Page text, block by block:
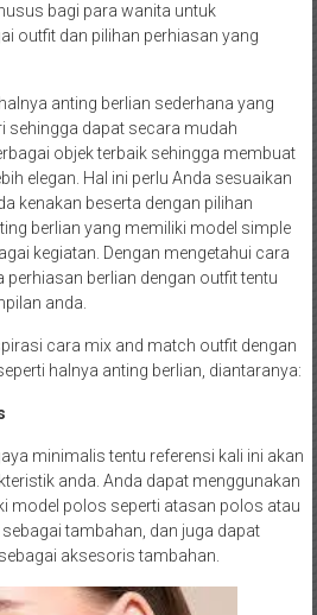
bagi para wanita untuk
outfit dan pilihan perhiasan yang
anting berlian sederhana yang
sehingga dapat secara mudah
objek terbaik sehingga membuat
elegan. Hal ini perlu Anda sesuaikan
kenakan beserta dengan pilihan
berlian yang memiliki model simple
kegiatan. Dengan mengetahui cara
berlian dengan outfit tentu
anda.
cara mix and match outfit dengan
halnya anting berlian, diantaranya:
minimalis tentu referensi kali ini akan
anda. Anda dapat menggunakan
model polos seperti atasan polos atau
tambahan, dan juga dapat
aksesoris tambahan.